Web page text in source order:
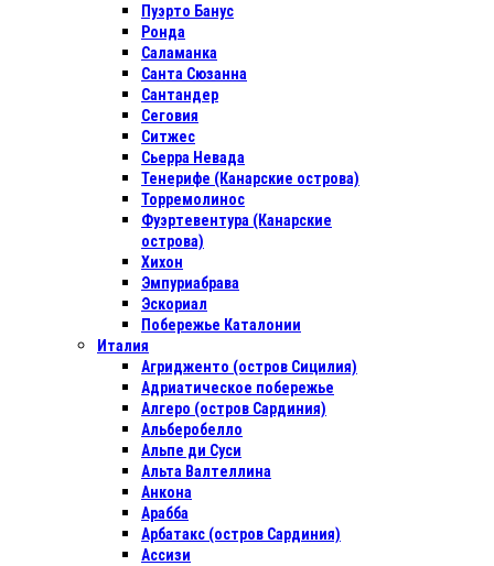
Пуэрто Банус
Ронда
Саламанка
Санта Сюзанна
Сантандер
Сеговия
Ситжес
Сьерра Невада
Тенерифе (Канарские острова)
Торремолинос
Фуэртевентура (Канарские
острова)
Хихон
Эмпуриабрава
Эскориал
Побережье Каталонии
Италия
Агридженто (остров Сицилия)
Адриатическое побережье
Алгеро (остров Сардиния)
Альберобелло
Альпе ди Суси
Альта Валтеллина
Анкона
Арабба
Арбатакс (остров Сардиния)
Ассизи